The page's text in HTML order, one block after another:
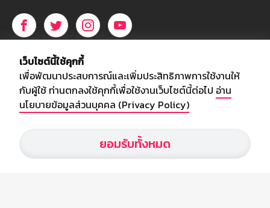
บริษัท สยามสปอร์ต ซินติเคท จำกัด (มหาชน)
เลขที่ 66/26 - 29 ซอยรามอินทรา 40
ถนนรามอินทรา แขวงนวลจันทร์
เขตบึงกุ่ม กรุงเทพฯ 10230
webmaster@siamsport.co.th
เว็บไซต์ : www.siamsport.co.th
เว็บไซต์นี้ใช้คุกกี้
เพื่อพัฒนาประสบการณ์และเพิ่มประสิทธิภาพการใช้งานให้
กับผู้ใช้ ท่านตกลงใช้คุกกี้เพื่อใช้งานเว็บไซต์นี้ต่อไป อ่าน
นโยบายข้อมูลส่วนบุคคล (Privacy Policy)
ยอมรับทั้งหมด